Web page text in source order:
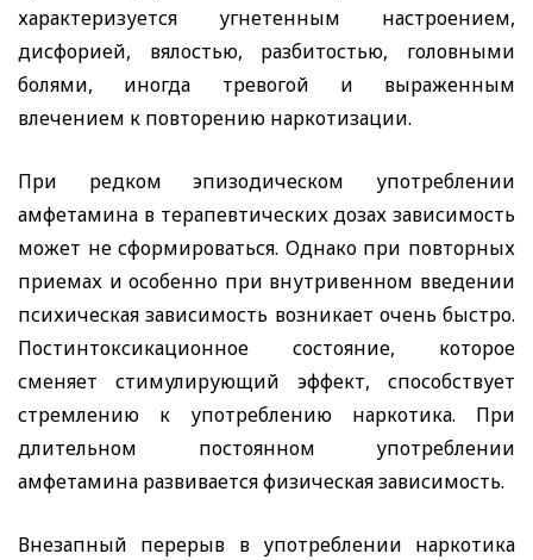
характеризуется угнетенным настроением,
дисфорией, вялостью, разбитостью, головными
болями, иногда тревогой и выраженным
влечением к повторению наркотизации.
При редком эпизодическом употреблении
амфетамина в терапевтических дозах зависимость
может не сформироваться. Однако при повторных
приемах и особенно при внутривенном введении
психическая зависимость возникает очень быстро.
Постинтоксикационное состояние, которое
сменяет стимулирующий эффект, способствует
стремлению к употреблению наркотика. При
длительном постоянном употреблении
амфетамина развивается физическая зависимость.
Внезапный перерыв в употреблении наркотика